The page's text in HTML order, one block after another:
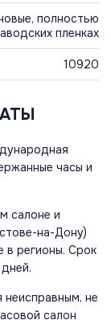
полностью
пленках
10920
часы и
салоне и
на-Дону)
в регионы. Срок
неисправным, не
салон